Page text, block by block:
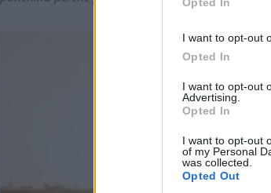
I want to opt-out
Opted In
I want to opt-out
Advertising.
Opted In
I want to opt-out
of my Personal
was collected.
Opted Out